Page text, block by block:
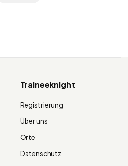
Traineeknight
Registrierung
Über uns
Orte
Datenschutz